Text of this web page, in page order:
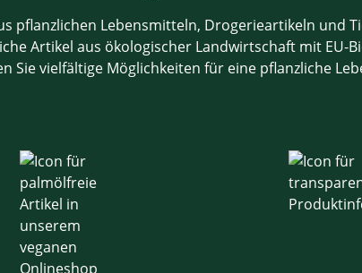
pflanzlichen Lebensmitteln, Drogerieartikeln und
Artikel aus ökologischer Landwirtschaft mit EU-
Sie vielfältige Möglichkeiten für eine pflanzliche